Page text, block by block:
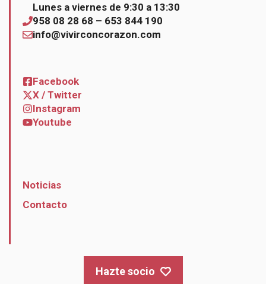
Lunes a viernes de 9:30 a 13:30
958 08 28 68 – 653 844 190
info@vivirconcorazon.com
Facebook
X / Twitter
Instagram
Youtube
Noticias
Contacto
Hazte socio